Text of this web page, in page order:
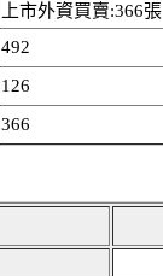
上市外資買賣:366張
492
126
366